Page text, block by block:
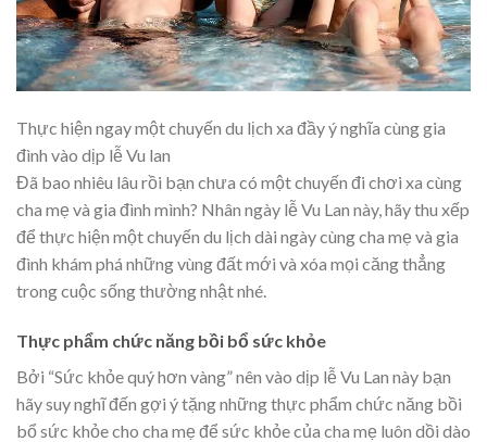
Thực hiện ngay một chuyến du lịch xa đầy ý nghĩa cùng gia
đình vào dịp lễ Vu lan
Đã bao nhiêu lâu rồi bạn chưa có một chuyến đi chơi xa cùng
cha mẹ và gia đình mình? Nhân ngày lễ Vu Lan này, hãy thu xếp
để thực hiện một chuyến du lịch dài ngày cùng cha mẹ và gia
đình khám phá những vùng đất mới và xóa mọi căng thẳng
trong cuộc sống thường nhật nhé.
Thực phẩm chức năng bồi bổ sức khỏe
Bởi “Sức khỏe quý hơn vàng” nên vào dịp lễ Vu Lan này bạn
hãy suy nghĩ đến gợi ý tặng những thực phẩm chức năng bồi
bổ sức khỏe cho cha mẹ để sức khỏe của cha mẹ luôn dồi dào